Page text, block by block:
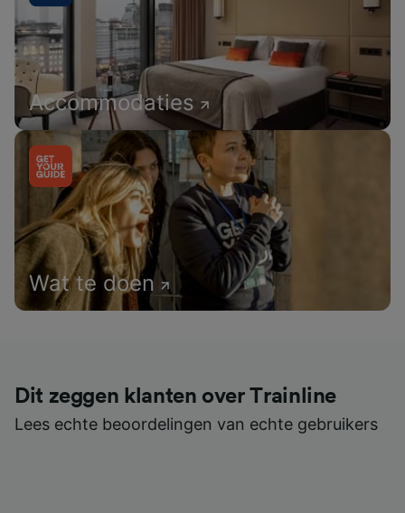
Accommodaties
Wat te doen
Dit zeggen klanten over Trainline
Lees echte beoordelingen van echte gebruikers